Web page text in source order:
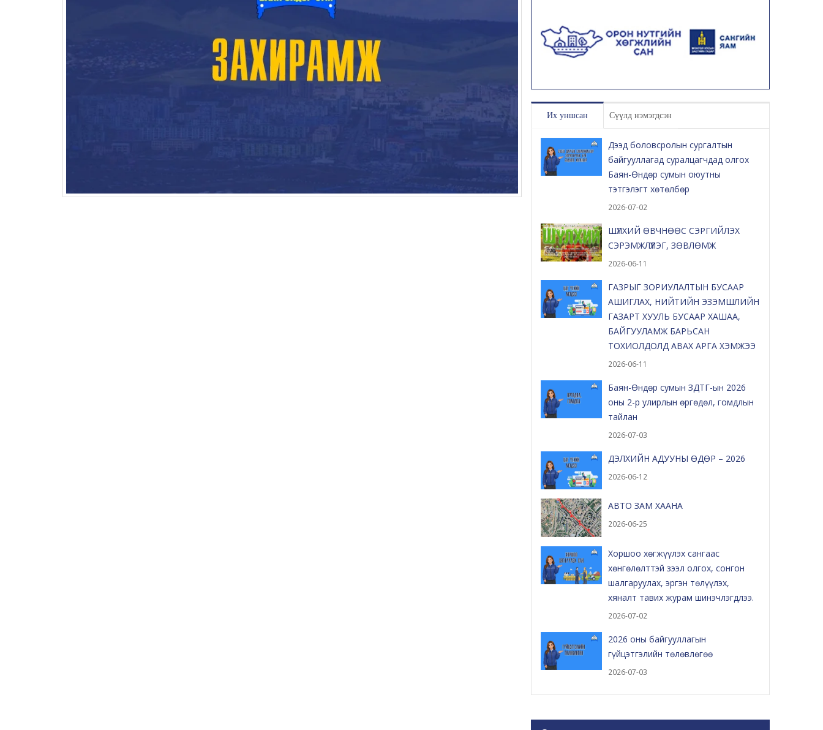
Их уншсан Сүүлд нэмэгдсэн
Дээд боловсролын сургалтын
байгууллагад суралцагчдад олгох
Баян-Өндөр сумын оюутны
тэтгэлэгт хөтөлбөр
2026-07-02
ШҮЛХИЙ ӨВЧНӨӨС СЭРГИЙЛЭХ
СЭРЭМЖЛҮҮЛЭГ, ЗӨВЛӨМЖ
2026-06-11
ГАЗРЫГ ЗОРИУЛАЛТЫН БУСААР
АШИГЛАХ, НИЙТИЙН ЭЗЭМШЛИЙН
ГАЗАРТ ХУУЛЬ БУСААР ХАШАА,
БАЙГУУЛАМЖ БАРЬСАН
ТОХИОЛДОЛД АВАХ АРГА ХЭМЖЭЭ
2026-06-11
Баян-Өндөр сумын ЗДТГ-ын 2026
оны 2-р улирлын өргөдөл, гомдлын
тайлан
2026-07-03
ДЭЛХИЙН АДУУНЫ ӨДӨР – 2026
2026-06-12
АВТО ЗАМ ХААНА
2026-06-25
Хоршоо хөгжүүлэх сангаас
хөнгөлөлттэй зээл олгох, сонгон
шалгаруулах, эргэн төлүүлэх,
хяналт тавих журам шинэчлэгдлээ.
2026-07-02
2026 оны байгууллагын
гүйцэтгэлийн төлөвлөгөө
2026-07-03